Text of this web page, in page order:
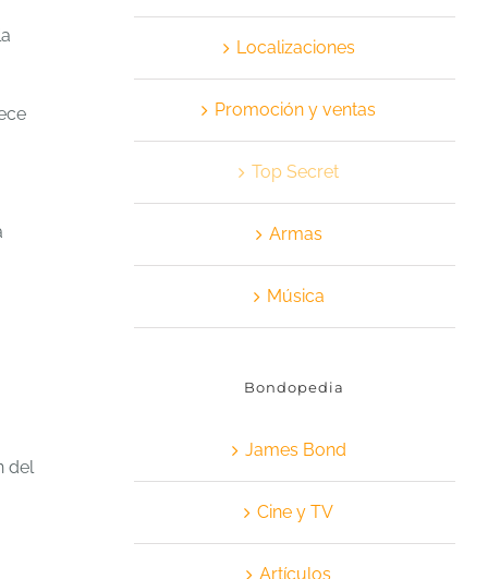
del
Localizaciones
Promoción y ventas
Top Secret
Armas
Música
Bondopedia
James Bond
Cine y TV
Artículos